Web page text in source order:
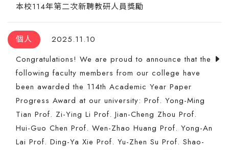
本校114年第二次新聘教研人員獎勵
個人
2025.11.10
Congratulations! We are proud to announce that the
following faculty members from our college have
been awarded the 114th Academic Year Paper
Progress Award at our university: Prof. Yong-Ming
Tian Prof. Zi-Ying Li Prof. Jian-Cheng Zhou Prof.
Hui-Guo Chen Prof. Wen-Zhao Huang Prof. Yong-An
Lai Prof. Ding-Ya Xie Prof. Yu-Zhen Su Prof. Shao-